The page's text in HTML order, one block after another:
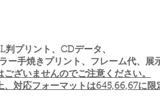
プリント、CDデータ、
手焼きプリント、フレーム代、展
ざいませんのでご注意ください。
対応フォーマットは645,66,67に限